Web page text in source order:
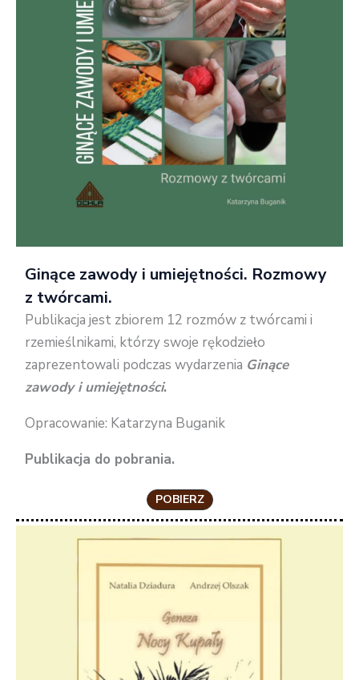
Ginące zawody i umiejętności. Rozmowy
z twórcami.
Publikacja jest zbiorem 12 rozmów z twórcami i
rzemieślnikami, którzy swoje rękodzieło
zaprezentowali podczas wydarzenia Ginące
zawody i umiejętności.
Opracowanie: Katarzyna Buganik
Publikacja do pobrania.
POBIERZ